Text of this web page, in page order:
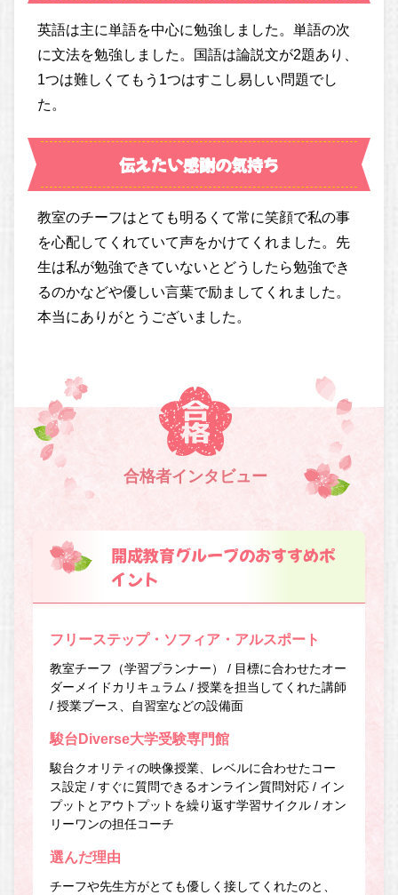
英語は主に単語を中心に勉強しました。単語の次
に文法を勉強しました。国語は論説文が2題あり、
1つは難しくてもう1つはすこし易しい問題でし
た。
伝えたい感謝の気持ち
教室のチーフはとても明るくて常に笑顔で私の事
を心配してくれていて声をかけてくれました。先
生は私が勉強できていないとどうしたら勉強でき
るのかなどや優しい言葉で励ましてくれました。
本当にありがとうございました。
合格者インタビュー
開成教育グループのおすすめポ
イント
フリーステップ・ソフィア・アルスポート
教室チーフ（学習プランナー） / 目標に合わせたオー
ダーメイドカリキュラム / 授業を担当してくれた講師
/ 授業ブース、自習室などの設備面
駿台Diverse大学受験専門館
駿台クオリティの映像授業、レベルに合わせたコー
ス設定 / すぐに質問できるオンライン質問対応 / イン
プットとアウトプットを繰り返す学習サイクル / オン
リーワンの担任コーチ
選んだ理由
チーフや先生方がとても優しく接してくれたのと、